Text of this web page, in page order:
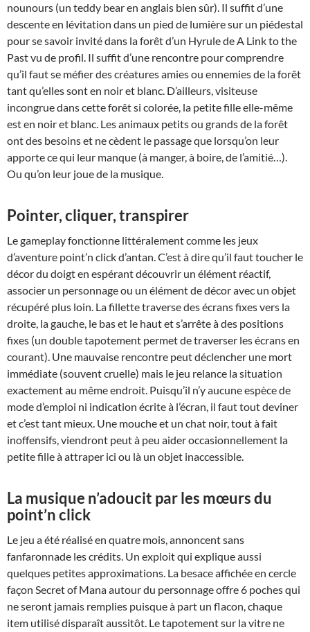
nounours (un teddy bear en anglais bien sûr). Il suffit d’une
descente en lévitation dans un pied de lumière sur un piédestal
pour se savoir invité dans la forêt d’un Hyrule de A Link to the
Past vu de profil. Il suffit d’une rencontre pour comprendre
qu’il faut se méfier des créatures amies ou ennemies de la forêt
tant qu’elles sont en noir et blanc. D’ailleurs, visiteuse
incongrue dans cette forêt si colorée, la petite fille elle-même
est en noir et blanc. Les animaux petits ou grands de la forêt
ont des besoins et ne cèdent le passage que lorsqu’on leur
apporte ce qui leur manque (à manger, à boire, de l’amitié…).
Ou qu’on leur joue de la musique.
Pointer, cliquer, transpirer
Le gameplay fonctionne littéralement comme les jeux
d’aventure point’n click d’antan. C’est à dire qu’il faut toucher le
décor du doigt en espérant découvrir un élément réactif,
associer un personnage ou un élément de décor avec un objet
récupéré plus loin. La fillette traverse des écrans fixes vers la
droite, la gauche, le bas et le haut et s’arrête à des positions
fixes (un double tapotement permet de traverser les écrans en
courant). Une mauvaise rencontre peut déclencher une mort
immédiate (souvent cruelle) mais le jeu relance la situation
exactement au même endroit. Puisqu’il n’y aucune espèce de
mode d’emploi ni indication écrite à l’écran, il faut tout deviner
et c’est tant mieux. Une mouche et un chat noir, tout à fait
inoffensifs, viendront peut à peu aider occasionnellement la
petite fille à attraper ici ou là un objet inaccessible.
La musique n’adoucit par les mœurs du
point’n click
Le jeu a été réalisé en quatre mois, annoncent sans
fanfaronnade les crédits. Un exploit qui explique aussi
quelques petites approximations. La besace affichée en cercle
façon Secret of Mana autour du personnage offre 6 poches qui
ne seront jamais remplies puisque à part un flacon, chaque
item utilisé disparaît aussitôt. Le tapotement sur la vitre ne